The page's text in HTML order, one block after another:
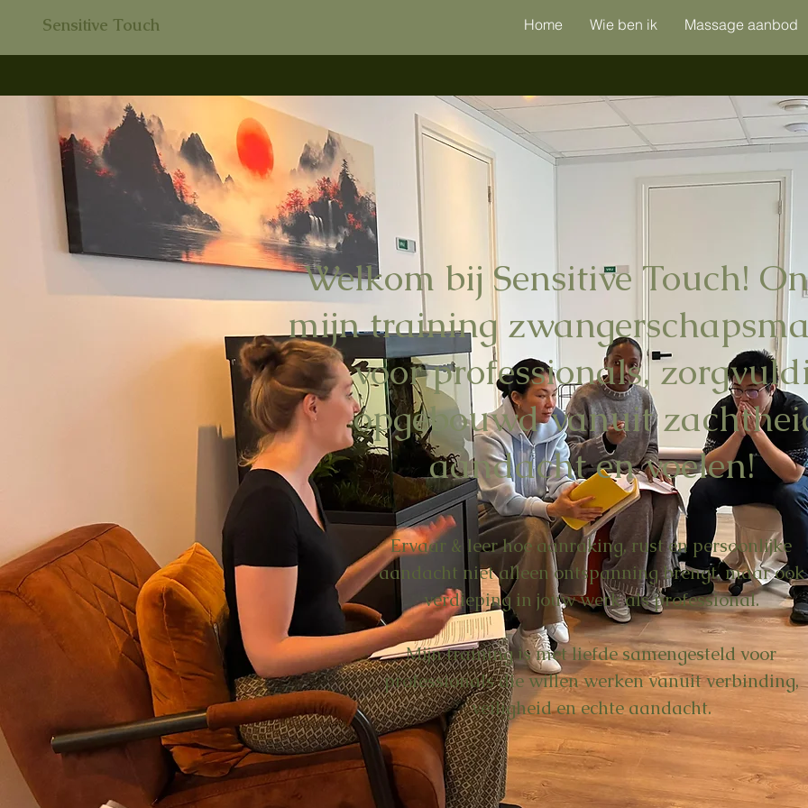
Sensitive Touch Home Wie ben ik Massage aanbod
Welkom bij Sensitive Touch!
mijn training
voor professionals,
opgebouwd vanuit
aandacht en voelen!
Ervaar & leer hoe aanraking, rust en persoonlijke
aandacht niet alleen ontspanning brengt, maar ook
verdieping in jouw werk als professional.
Mijn training is met liefde samengesteld voor
professionals die willen werken vanuit verbinding,
veiligheid en echte aandacht.